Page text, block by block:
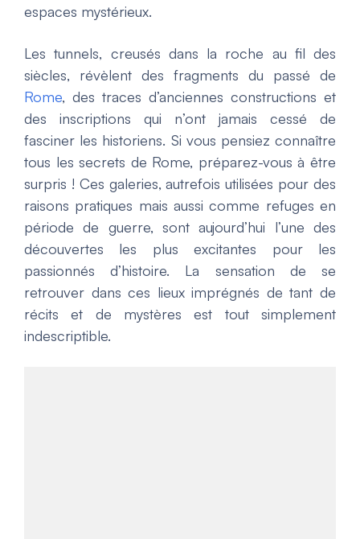
espaces mystérieux.
Les tunnels, creusés dans la roche au fil des
siècles, révèlent des fragments du passé de
Rome, des traces d’anciennes constructions et
des inscriptions qui n’ont jamais cessé de
fasciner les historiens. Si vous pensiez connaître
tous les secrets de Rome, préparez-vous à être
surpris ! Ces galeries, autrefois utilisées pour des
raisons pratiques mais aussi comme refuges en
période de guerre, sont aujourd’hui l’une des
découvertes les plus excitantes pour les
passionnés d’histoire. La sensation de se
retrouver dans ces lieux imprégnés de tant de
récits et de mystères est tout simplement
indescriptible.